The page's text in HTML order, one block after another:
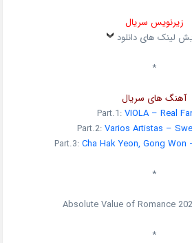
زیرنویس سریال
لینک های دانلود
*
آهنگ های سریال
Part.1:VIOLA – Real
Part.2:Varios Artistas –
Part.3:Cha Hak Yeon, Gong Won
*
Absolute Value of Romance
*